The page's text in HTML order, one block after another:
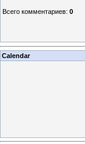
Всего комментариев: 0
Calendar